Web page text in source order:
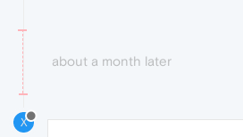
about a month later
X